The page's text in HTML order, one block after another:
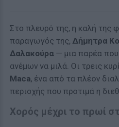
Στο πλευρό της, η καλή της
παραγωγός της, Δήμητρα
Δαλακούρα — μια παρέα
ανέμων να μιλά. Οι τρεις
Maca, ένα από τα πλέον
περιοχής που προτιμά η
Χορός μέχρι το πρωί